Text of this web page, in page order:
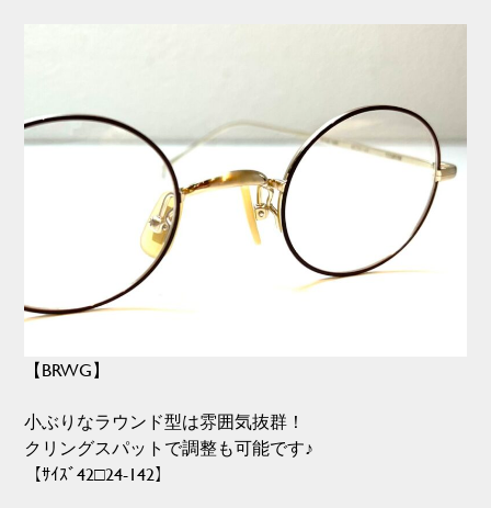
【BRWG】
小ぶりなラウンド型は雰囲気抜群！
クリングスパットで調整も可能です♪
【ｻｲｽﾞ42□24-142】